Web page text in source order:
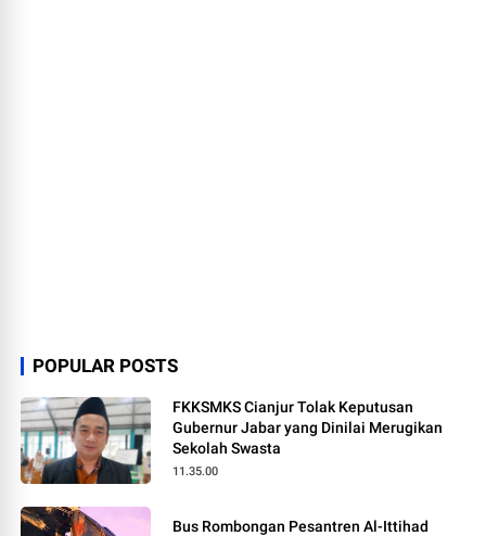
POPULAR POSTS
FKKSMKS Cianjur Tolak Keputusan
Gubernur Jabar yang Dinilai Merugikan
Sekolah Swasta
11.35.00
Bus Rombongan Pesantren Al-Ittihad